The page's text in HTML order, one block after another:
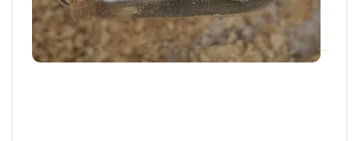
19 MARS 2026